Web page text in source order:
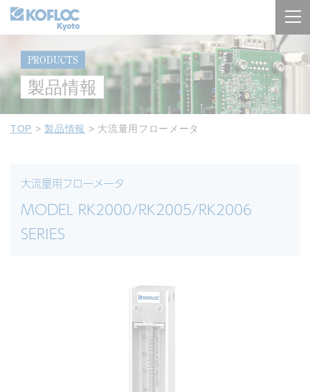
PRODUCTS
製品情報
TOP >製品情報 > 大流量用フローメータ
大流量用フローメータ
MODEL RK2000/RK2005/RK2006
SERIES